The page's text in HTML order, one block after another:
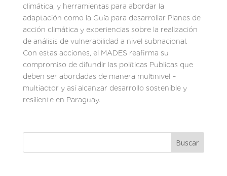
climática, y herramientas para abordar la
adaptación como la Guía para desarrollar Planes de
acción climática y experiencias sobre la realización
de análisis de vulnerabilidad a nivel subnacional.
Con estas acciones, el MADES reafirma su
compromiso de difundir las políticas Publicas que
deben ser abordadas de manera multinivel –
multiactor y así alcanzar desarrollo sostenible y
resiliente en Paraguay.
Buscar